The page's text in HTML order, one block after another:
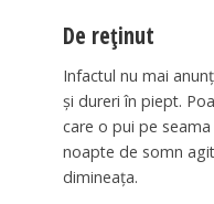
De reținut
Infactul nu mai
și dureri în piept.
care o pui pe
noapte de somn
dimineața.